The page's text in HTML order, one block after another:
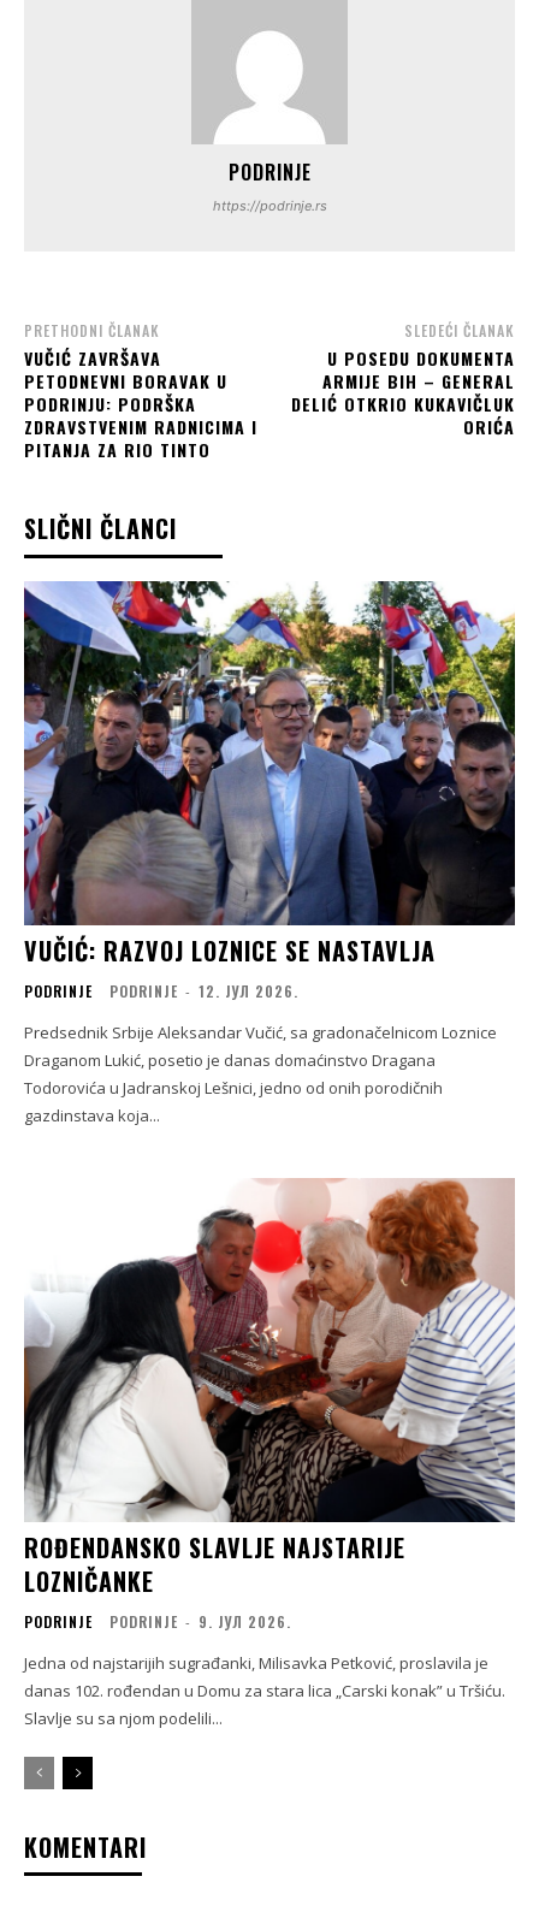
PODRINJE
https://podrinje.rs
PRETHODNI ČLANAK
VUČIĆ ZAVRŠAVA
PETODNEVNI BORAVAK U
PODRINJU: PODRŠKA
ZDRAVSTVENIM RADNICIMA I
PITANJA ZA RIO TINTO
SLEDEĆI ČLANAK
U POSEDU DOKUMENTA
ARMIJE BIH – GENERAL
DELIĆ OTKRIO KUKAVIČLUK
ORIĆA
SLIČNI ČLANCI
VUČIĆ: RAZVOJ LOZNICE SE NASTAVLJA
PODRINJE PODRINJE - 12. ЈУЛ 2026.
Predsednik Srbije Aleksandar Vučić, sa gradonačelnicom Loznice
Draganom Lukić, posetio je danas domaćinstvo Dragana
Todorovića u Jadranskoj Lešnici, jedno od onih porodičnih
gazdinstava koja...
ROĐENDANSKO SLAVLJE NAJSTARIJE
LOZNIČANKE
PODRINJE PODRINJE - 9. ЈУЛ 2026.
Jedna od najstarijih sugrađanki, Milisavka Petković, proslavila je
danas 102. rođendan u Domu za stara lica „Carski konak” u Tršiću.
Slavlje su sa njom podelili...
KOMENTARI